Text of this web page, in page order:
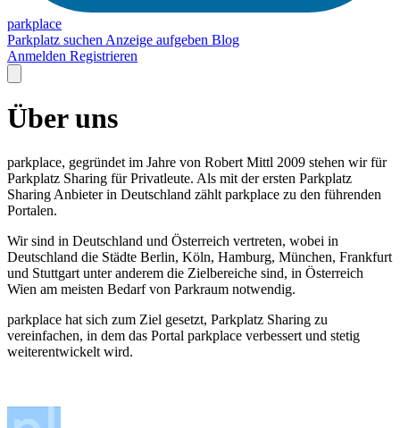
parkplace
Parkplatz suchen Anzeige aufgeben Blog
Anmelden Registrieren
Über uns
parkplace, gegründet im Jahre von Robert Mittl 2009 stehen wir für
Parkplatz Sharing für Privatleute. Als mit der ersten Parkplatz
Sharing Anbieter in Deutschland zählt parkplace zu den führenden
Portalen.
Wir sind in Deutschland und Österreich vertreten, wobei in
Deutschland die Städte Berlin, Köln, Hamburg, München, Frankfurt
und Stuttgart unter anderem die Zielbereiche sind, in Österreich
Wien am meisten Bedarf von Parkraum notwendig.
parkplace hat sich zum Ziel gesetzt, Parkplatz Sharing zu
vereinfachen, in dem das Portal parkplace verbessert und stetig
weiterentwickelt wird.